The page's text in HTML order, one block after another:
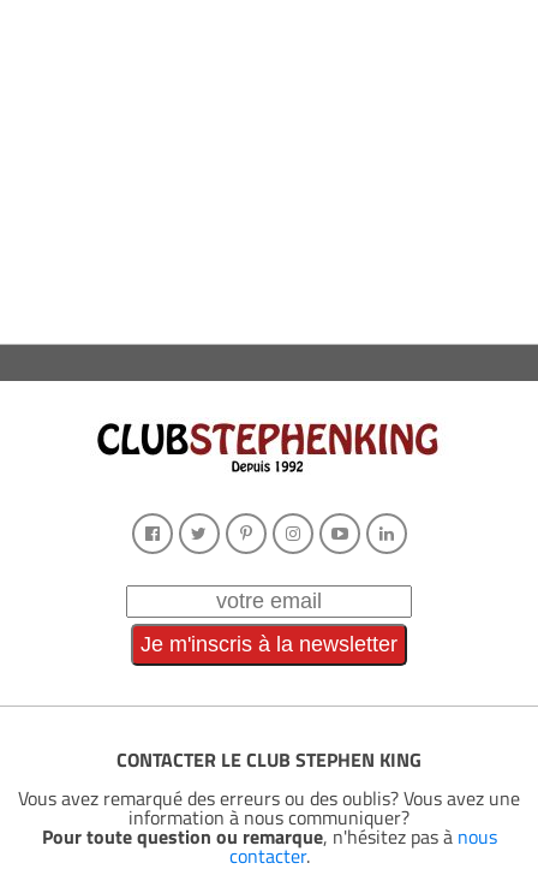
CONTACTER LE CLUB STEPHEN KING
Vous avez remarqué des erreurs ou des oublis? Vous avez une
information à nous communiquer?
Pour toute question ou remarque, n'hésitez pas à nous
contacter.